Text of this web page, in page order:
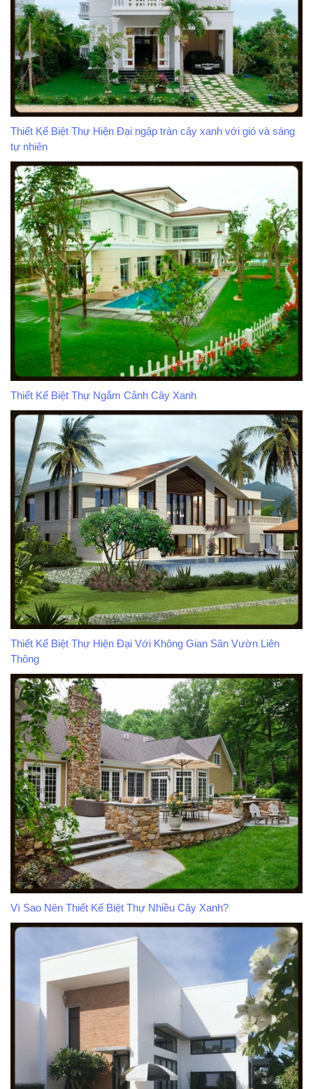
Thiết Kế Biệt Thự Hiện Đại ngập tràn cây xanh với gió và sáng
tự nhiên
Thiết Kế Biệt Thự Ngắm Cảnh Cây Xanh
Thiết Kế Biệt Thự Hiện Đại Với Không Gian Sân Vườn Liên
Thông
Vì Sao Nên Thiết Kế Biệt Thự Nhiều Cây Xanh?